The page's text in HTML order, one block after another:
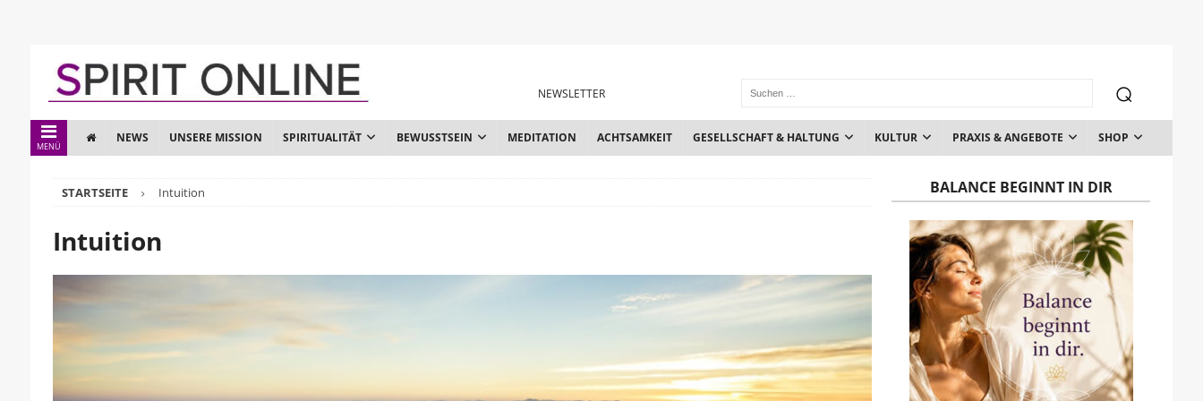
NEWSLETTER
MENÜ
NEWS UNSERE MISSION SPIRITUALITÄT BEWUSSTSEIN MEDITATION ACHTSAMKEIT GESELLSCHAFT & HALTUNG KULTUR PRAXIS & ANGEBOTE SHOP
STARTSEITE Intuition
Intuition
BALANCE BEGINNT IN DIR